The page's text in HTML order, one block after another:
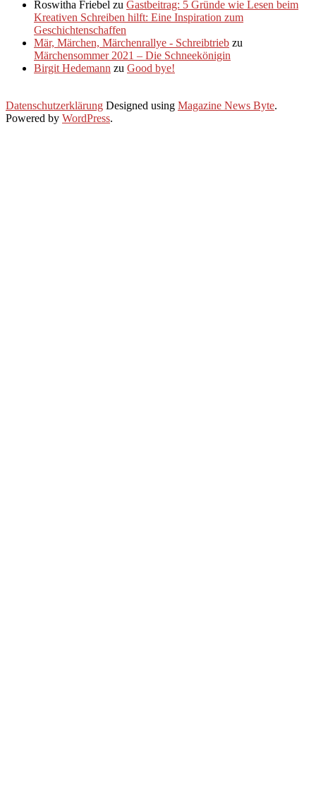
Roswitha Friebel zu Gastbeitrag: 5 Gründe wie Lesen beim
Kreativen Schreiben hilft: Eine Inspiration zum
Geschichtenschaffen
Mär, Märchen, Märchenrallye - Schreibtrieb zu
Märchensommer 2021 – Die Schneekönigin
Birgit Hedemann zu Good bye!
Datenschutzerklärung Designed using Magazine News Byte.
Powered by WordPress.